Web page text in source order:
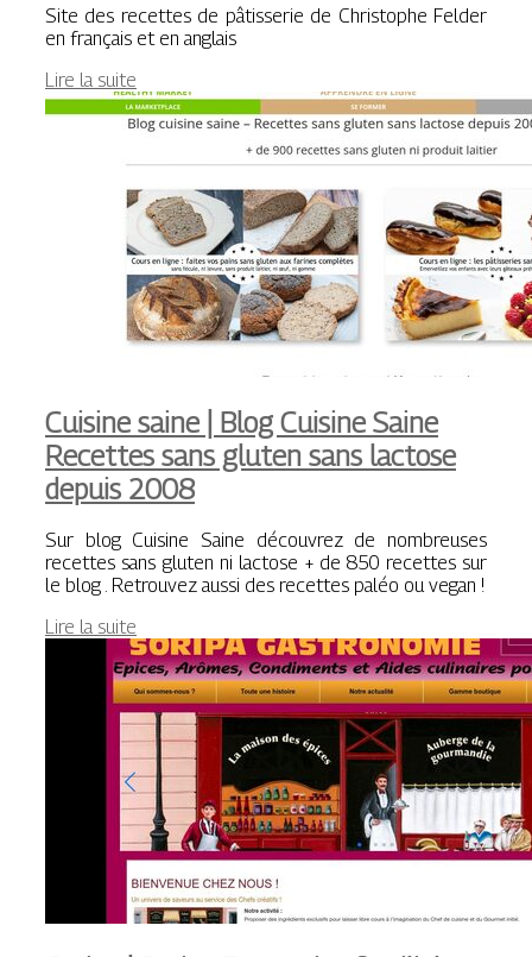
Site des recettes de pâtisserie de Christophe Felder
en français et en anglais
Lire la suite
Cuisine saine | Blog Cuisine Saine
Recettes sans gluten sans lactose
depuis 2008
Sur blog Cuisine Saine découvrez de nombreuses
recettes sans gluten ni lactose + de 850 recettes sur
le blog . Retrouvez aussi des recettes paléo ou vegan !
Lire la suite